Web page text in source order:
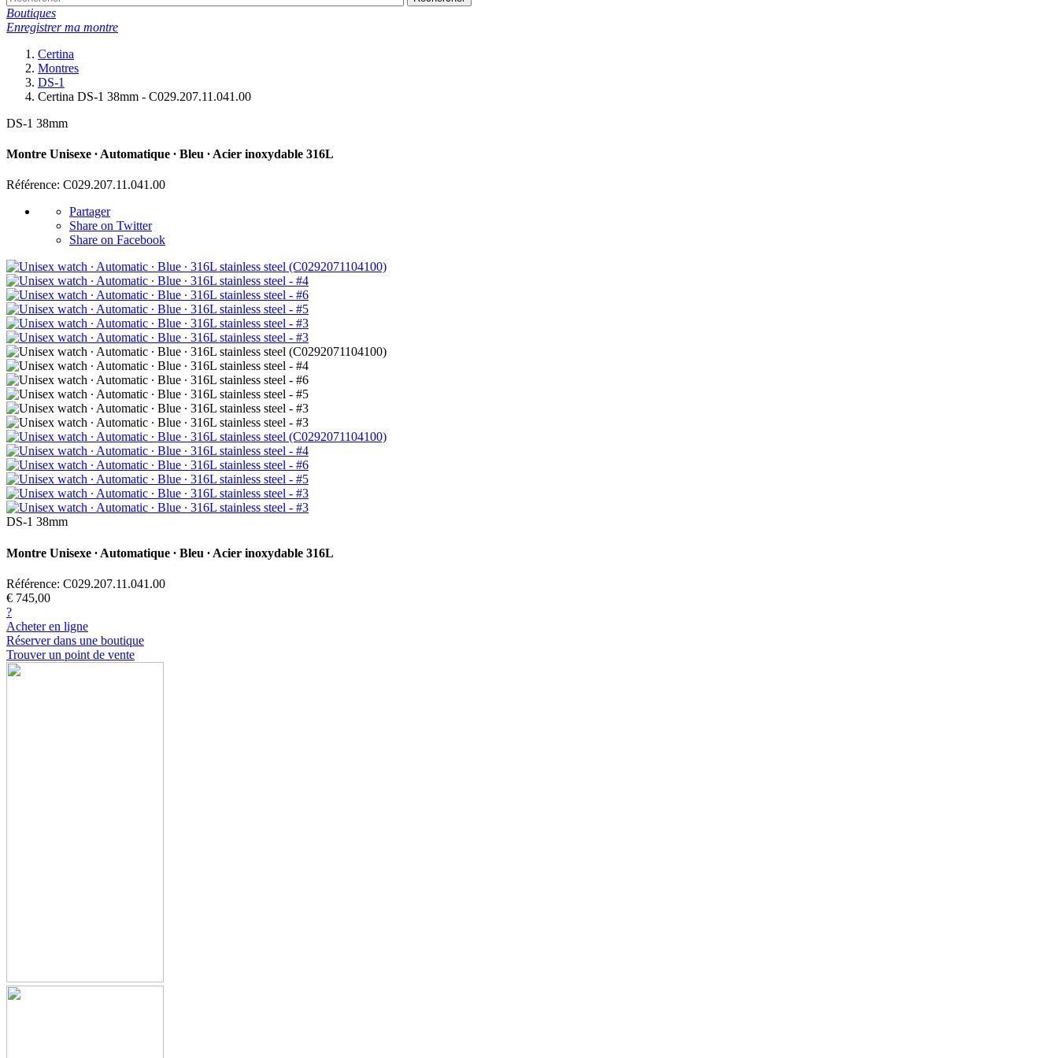
Boutiques
Enregistrer ma montre
Certina
Montres
DS-1
Certina DS-1 38mm - C029.207.11.041.00
DS-1 38mm
Montre Unisexe ∙ Automatique ∙ Bleu ∙ Acier inoxydable 316L
Référence: C029.207.11.041.00
Partager
Share on Twitter
Share on Facebook
DS-1 38mm
Montre Unisexe ∙ Automatique ∙ Bleu ∙ Acier inoxydable 316L
Référence: C029.207.11.041.00
€ 745,00
?
Acheter en ligne
Réserver dans une boutique
Trouver un point de vente